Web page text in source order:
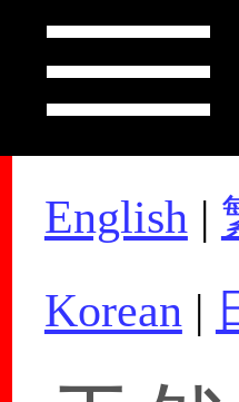
How to
English|
Korean|